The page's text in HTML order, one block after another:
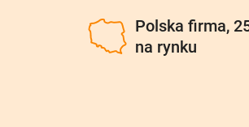
Polska firma,
na rynku